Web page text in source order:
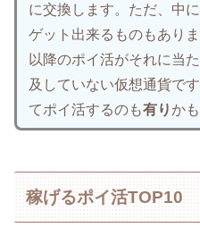
に交換します。ただ、中
ゲット出来るものもあり
以降のポイ活がそれに当
及していない仮想通貨で
てポイ活するのも有りか
稼げるポイ活TOP10